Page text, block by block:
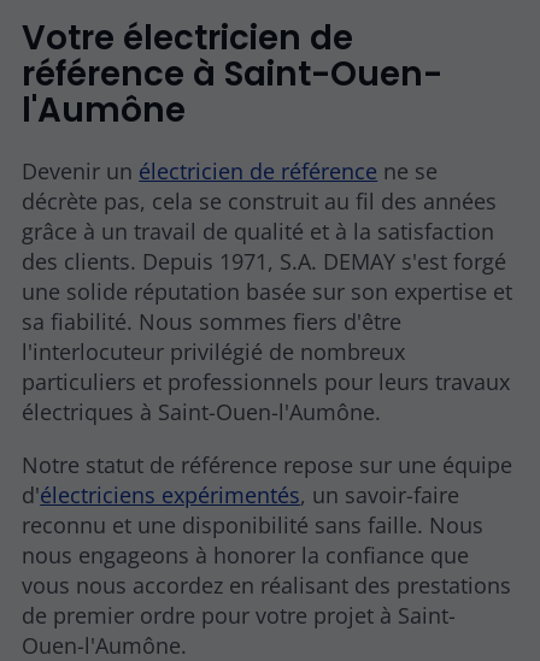
Votre électricien de
référence à Saint-Ouen-
l'Aumône
Devenir un électricien de référence ne se
décrète pas, cela se construit au fil des années
grâce à un travail de qualité et à la satisfaction
des clients. Depuis 1971, S.A. DEMAY s'est forgé
une solide réputation basée sur son expertise et
sa fiabilité. Nous sommes fiers d'être
l'interlocuteur privilégié de nombreux
particuliers et professionnels pour leurs travaux
électriques à Saint-Ouen-l'Aumône.
Notre statut de référence repose sur une équipe
d'électriciens expérimentés, un savoir-faire
reconnu et une disponibilité sans faille. Nous
nous engageons à honorer la confiance que
vous nous accordez en réalisant des prestations
de premier ordre pour votre projet à Saint-
Ouen-l'Aumône.